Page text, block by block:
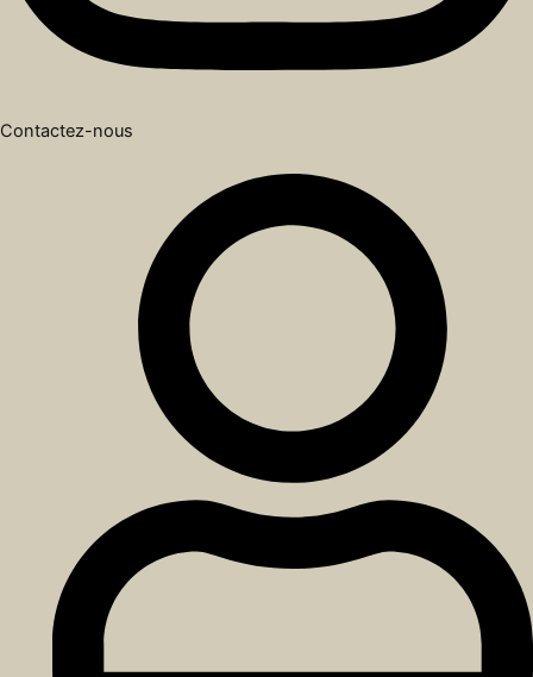
Contactez-nous